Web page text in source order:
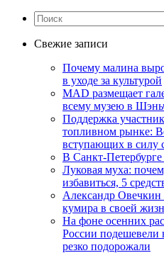
Свежие записи
Почему малина
в уходе за культурой
MAD размещает
всему музею в
Поддержка
топливном рынке:
вступающих в силу
В Санкт-
Луковая муха:
избавиться, 5
Александр Овечкин
кумира в своей
На фоне осенних
России подешевели
резко подорожали